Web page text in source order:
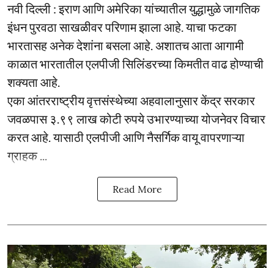
नवी दिल्ली : इराण आणि अमेरिका यांच्यातील युद्धामुळे जागतिक
इंधन पुरवठा साखळीवर परिणाम झाला आहे. याचा फटका
भारतासह अनेक देशांना बसला आहे. अशातच आता आगामी
काळात भारतातील एलपीजी सिलिंडरच्या किमतीत वाढ होण्याची
शक्यता आहे.
एका आंतरराष्ट्रीय वृत्तसंस्थेच्या अहवालानुसार केंद्र सरकार
जवळपास ३.९९ लाख कोटी रुपये उभारण्याच्या योजनेवर विचार
करत आहे. यासाठी एलपीजी आणि नैसर्गिक वायू वापरणाऱ्या
ग्राहक ...
Read More